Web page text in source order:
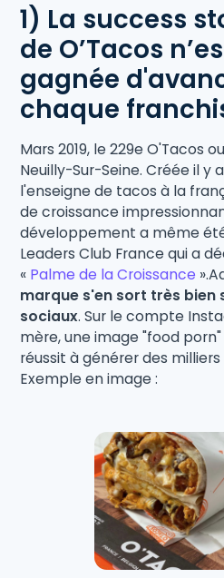
1) La success
de O’Tacos
gagnée
chaque
Mars 2019, le 229e O'Tacos
Neuilly-Sur-Seine. Créée il y
l'enseigne de tacos à la
de croissance
développement a même
Leaders Club France qui a
« Palme de la Croissance
marque s'en sort très bien
sociaux. Sur le compte
mère, une image "food
réussit à générer des
Exemple en image :